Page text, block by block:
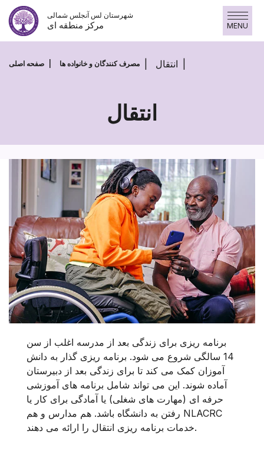
پرش
محتوا
شهرستان لس آنجلس شمالی
مرکز منطقه ای MENU
صفحه اصلی مصرف کنندگان و خانواده ها انتقال
انتقال
انتقال
برنامه ریزی برای زندگی بعد از مدرسه اغلب از سن
14 سالگی شروع می شود. برنامه ریزی گذار به دانش
آموزان کمک می کند تا برای زندگی بعد از دبیرستان
آماده شوند. این می تواند شامل برنامه های آموزشی
حرفه ای (مهارت های شغلی) یا آمادگی برای کار یا
رفتن به دانشگاه باشد. هم مدارس و هم NLACRC
خدمات برنامه ریزی انتقال را ارائه می دهند.